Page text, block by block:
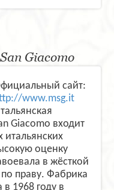
Giacomo
сайт:
www.msg.it
Giacomo входит
итальянских
оценку
в жёсткой
праву. Фабрика
1968 году в